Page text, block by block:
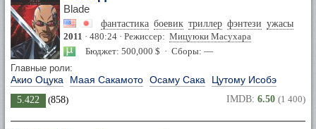
Blade
фантастика боевик триллер фэнтези ужасы
2011 · 480:24 · Режиссер: Мицуюки Масухара
Бюджет: 500,000 $ · Сборы: —
Главные роли:
Акио Оцука Маая Сакамото Осаму Сака Цутому Исобэ
5.422 (858) IMDB: 6.50 (1 400)